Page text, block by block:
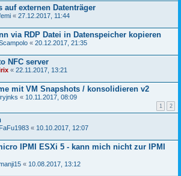
auf externen Datenträger
« 27.12.2017, 11:44
via RDP Datei in Datenspeicher kopieren
« 20.12.2017, 21:35
NFC server
« 22.11.2017, 13:21
mit VM Snapshots / konsolidieren v2
« 10.11.2017, 08:09
1 2
FaFu1983 « 10.10.2017, 12:07
IPMI ESXi 5 - kann mich nicht zur IPMI
« 10.08.2017, 13:12